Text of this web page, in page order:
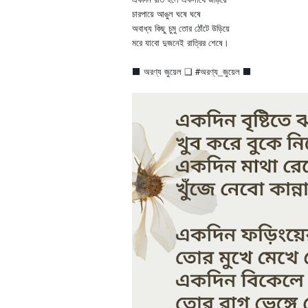
চারপায়ে আঙুল ঘষে ঘষে
অবাধ্য কিছু চুমু তোর ঠোঁটে উড়িয়ে
মরে যাবো দুজনেই রাত্রির শেষে।
⬛ অরণ্য জুয়েল ❑ #অরণ্য_জুয়েল ⬛